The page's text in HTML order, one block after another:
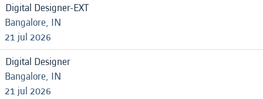
Digital Designer-EXT
Bangalore, IN
21 jul 2026
Digital Designer
Bangalore, IN
21 jul 2026